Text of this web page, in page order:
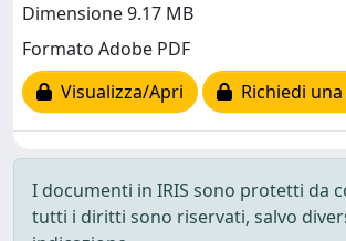
Dimensione 9.17 MB
Formato Adobe PDF
Visualizza/Apri
Richiedi
I documenti in IRIS sono protetti da
tutti i diritti sono riservati, salvo